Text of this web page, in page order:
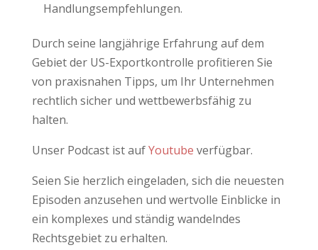
Handlungsempfehlungen.
Durch seine langjährige Erfahrung auf dem
Gebiet der US-Exportkontrolle profitieren Sie
von praxisnahen Tipps, um Ihr Unternehmen
rechtlich sicher und wettbewerbsfähig zu
halten.
Unser Podcast ist aufYoutube verfügbar.
Seien Sie herzlich eingeladen, sich die neuesten
Episoden anzusehen und wertvolle Einblicke in
ein komplexes und ständig wandelndes
Rechtsgebiet zu erhalten.